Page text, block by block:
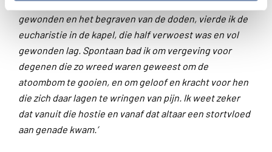
vijf uur, alvorens te beginnen met het verzorgen van de
gewonden en het begraven van de doden, vierde ik de
eucharistie in de kapel, die half verwoest was en vol
gewonden lag. Spontaan bad ik om vergeving voor
degenen die zo wreed waren geweest om de
atoombom te gooien, en om geloof en kracht voor hen
die zich daar lagen te wringen van pijn. Ik weet zeker
dat vanuit die hostie en vanaf dat altaar een stortvloed
aan genade kwam.’